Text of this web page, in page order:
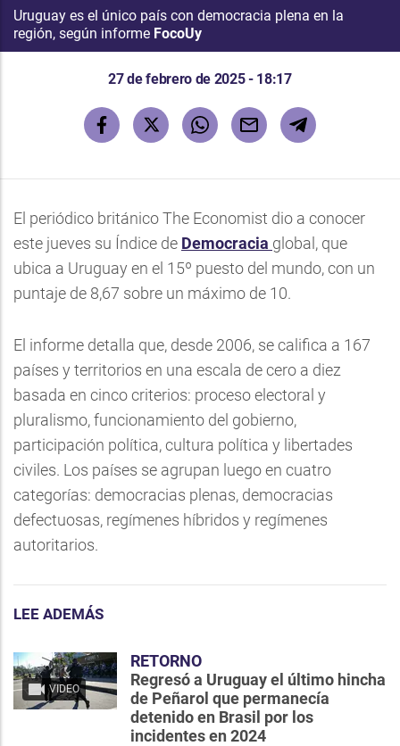
Uruguay es el único país con democracia plena en la
región, según informe FocoUy
27 de febrero de 2025 - 18:17
El periódico británico The Economist dio a conocer
este jueves su Índice de Democracia global, que
ubica a Uruguay en el 15º puesto del mundo, con un
puntaje de 8,67 sobre un máximo de 10.
El informe detalla que, desde 2006, se califica a 167
países y territorios en una escala de cero a diez
basada en cinco criterios: proceso electoral y
pluralismo, funcionamiento del gobierno,
participación política, cultura política y libertades
civiles. Los países se agrupan luego en cuatro
categorías: democracias plenas, democracias
defectuosas, regímenes híbridos y regímenes
autoritarios.
LEE ADEMÁS
VIDEO
RETORNO
Regresó a Uruguay el último hincha
de Peñarol que permanecía
detenido en Brasil por los
incidentes en 2024